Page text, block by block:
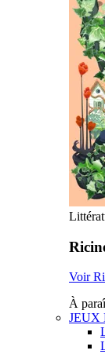
Voir
À
JEUX